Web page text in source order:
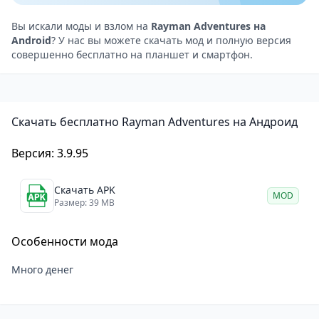
Rayman Adventures — это платформер с
головоломками и элементами исследования.
Управление интуитивно понятное: игрок прыгает,
атакует врагов и собирает предметы. Основная
Особенностью является возможность
способностями и улучшать дерево Инкритаций.
Элементы коллекционирования добавляют глубину
игровому процессу. Игроки могут возвращаться на
предметов.
Графика и звук
Вы искали моды и взлом на Rayman Adventures на
Android? У нас вы можете скачать мод и полную версия
совершенно бесплатно на планшет и смартфон.
Скачать бесплатно Rayman Adventures на Андроид
Версия: 3.9.95
Скачать APK
Размер: 39 MB
MOD
Особенности мода
Много денег